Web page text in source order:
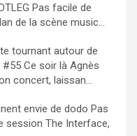
Pas facile de
de la scène music...
tournant autour de
#55 Ce soir là Agnès
concert, laissan...
envie de dodo Pas
session The Interface,